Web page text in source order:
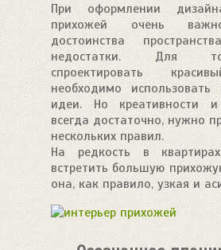
При оформлении
прихожей очень
достоинства
недостатки. Для
спроектировать
необходимо использовать
идеи. Но креативности
всегда достаточно, нужно
нескольких правил.
На редкость в
встретить большую
она, как правило, узкая и